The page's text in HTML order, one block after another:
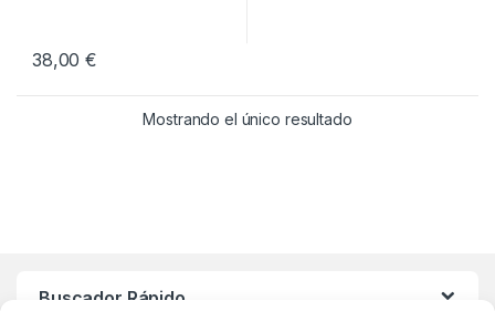
38,00€
Mostrando el único resultado
Buscador Rápido